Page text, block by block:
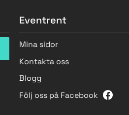
Eventrent
Mina sidor
Kontakta oss
Blogg
Följ oss på Facebook